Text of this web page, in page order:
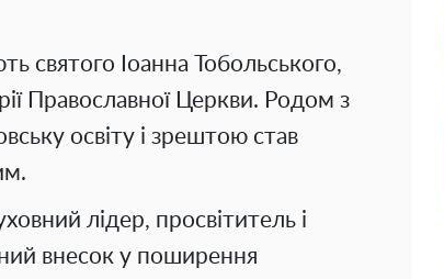
святого Іоанна Тобольського,
Православної Церкви. Родом з
освіту і зрештою став
лідер, просвітитель і
внесок у поширення